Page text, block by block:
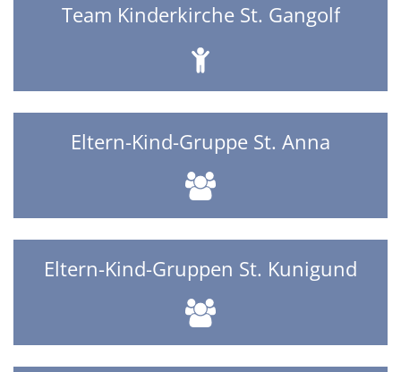
Team Kinderkirche St. Gangolf
Eltern-Kind-Gruppe St. Anna
Eltern-Kind-Gruppen St. Kunigund